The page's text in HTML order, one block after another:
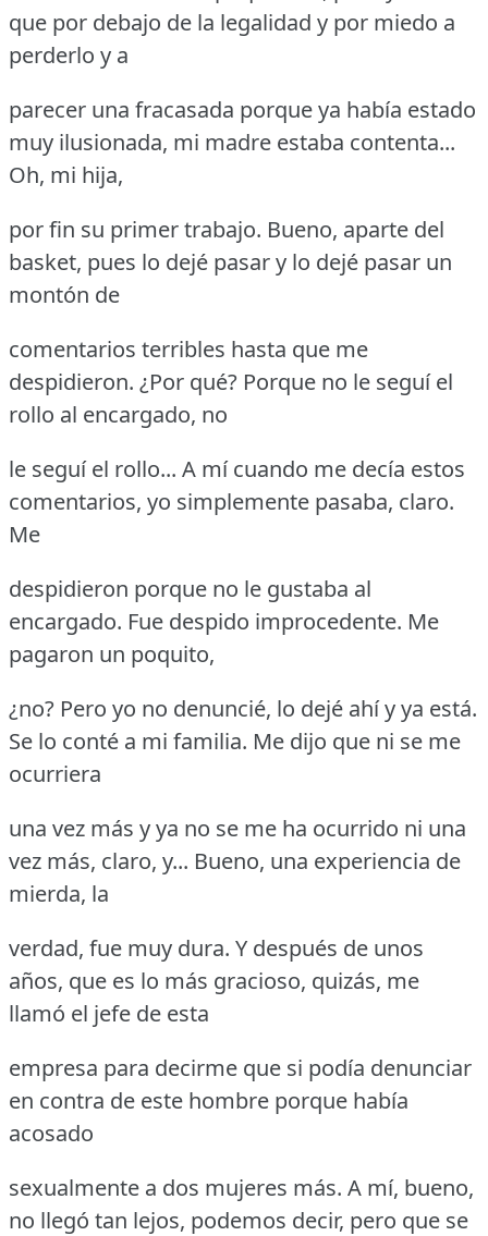
que por debajo de la legalidad y por miedo a
perderlo y a
parecer una fracasada porque ya había estado
muy ilusionada, mi madre estaba contenta...
Oh, mi hija,
por fin su primer trabajo. Bueno, aparte del
basket, pues lo dejé pasar y lo dejé pasar un
montón de
comentarios terribles hasta que me
despidieron. ¿Por qué? Porque no le seguí el
rollo al encargado, no
le seguí el rollo... A mí cuando me decía estos
comentarios, yo simplemente pasaba, claro.
Me
despidieron porque no le gustaba al
encargado. Fue despido improcedente. Me
pagaron un poquito,
¿no? Pero yo no denuncié, lo dejé ahí y ya está.
Se lo conté a mi familia. Me dijo que ni se me
ocurriera
una vez más y ya no se me ha ocurrido ni una
vez más, claro, y... Bueno, una experiencia de
mierda, la
verdad, fue muy dura. Y después de unos
años, que es lo más gracioso, quizás, me
llamó el jefe de esta
empresa para decirme que si podía denunciar
en contra de este hombre porque había
acosado
sexualmente a dos mujeres más. A mí, bueno,
no llegó tan lejos, podemos decir, pero que se